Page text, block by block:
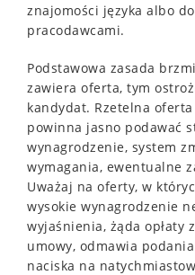
znajomości języka albo
pracodawcami.
Podstawowa zasada
zawiera oferta, tym
kandydat. Rzetelna
powinna jasno podawać
wynagrodzenie, system
wymagania, ewentualne
Uważaj na oferty, w
wysokie wynagrodzenie
wyjaśnienia, żąda opłaty
umowy, odmawia
naciska na